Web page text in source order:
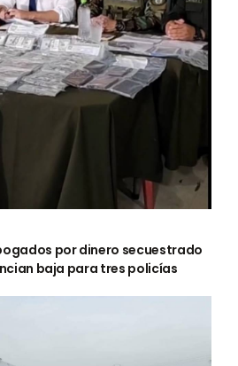
por dinero secuestrado
baja para tres policías